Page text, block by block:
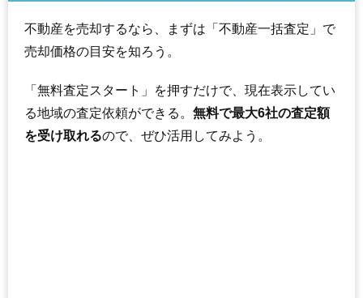
不動産を売却するなら、まずは「不動産一括査定」で
売却価格の目安を知ろう。
「無料査定スタート」を押すだけで、現在表示してい
る地域の査定依頼ができる。 無料で最大6社の査定額
を受け取れるので、ぜひ活用してみよう。